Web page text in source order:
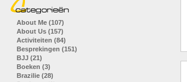
About Me (107)
About Us (157)
Activiteiten (84)
Besprekingen (151)
BJJ (21)
Boeken (3)
Brazilie (28)